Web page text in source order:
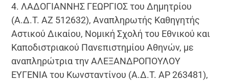
4. ΛΑΔΟΓΙΑΝΝΗΣ ΓΕΩΡΓΙΟΣ του Δημητρίου
(Α.Δ.Τ. ΑΖ 512632), Αναπληρωτής Καθηγητής
Αστικού Δικαίου, Νομική Σχολή του Εθνικού και
Καποδιστριακού Πανεπιστημίου Αθηνών, με
αναπληρώτρια την ΑΛΕΞΑΝΔΡΟΠΟΥΛΟΥ
ΕΥΓΕΝΙΑ του Κωνσταντίνου (Α.Δ.Τ. ΑΡ 263481),